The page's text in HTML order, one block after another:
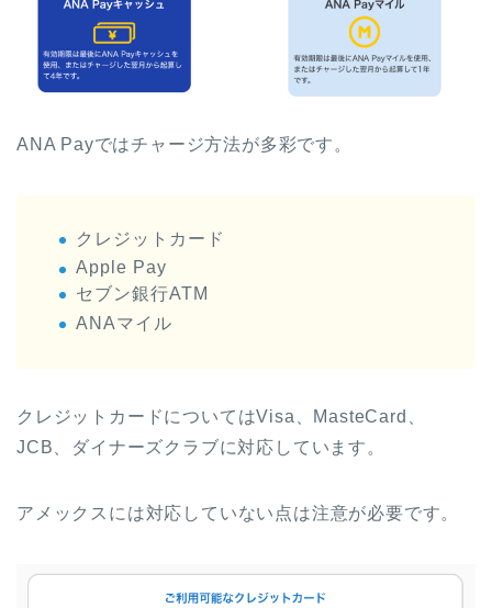
ANA Payではチャージ方法が多彩です。
クレジットカード
Apple Pay
セブン銀行ATM
ANAマイル
クレジットカードについてはVisa、MasteCard、
JCB、ダイナーズクラブに対応しています。
アメックスには対応していない点は注意が必要です。